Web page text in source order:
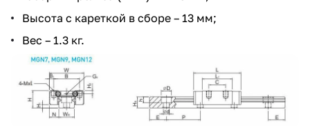
Высота с кареткой в сборе – 13 мм;
Вес – 1.3 кг.